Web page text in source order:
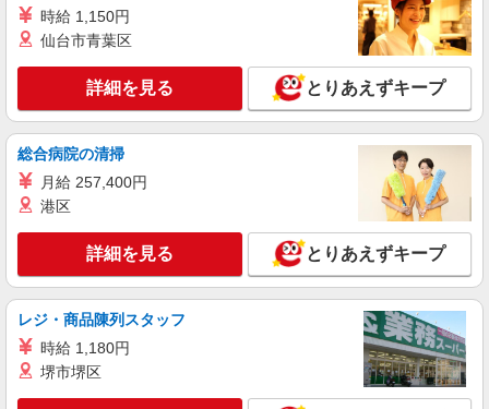
MEN’S BIGI（メンズビギ）
メンズビギ アミュプラザ店でのメンズアパレ
正社員：月給240,000円〜395,000円 ※試用期
間2ヶ月は月給225,000円〜295,000円 ※別途報奨
金制度有 ※経験・能力により優遇します。
大分県大分市要町1番14号 JRおおいたシテ
詳細を見る
パート
earth music＆ecology premium store
アルバイト・パート：時給1,035円〜 ※スキル
大分県大分市要町1番14号 JRおおいたシテ
時給 1,150円
仙台市青葉区
詳細を見る とりあえずキープ
総合病院の清掃
月給 257,400円
港区
詳細を見る とりあえずキープ
レジ・商品陳列スタッフ
時給 1,180円
堺市堺区